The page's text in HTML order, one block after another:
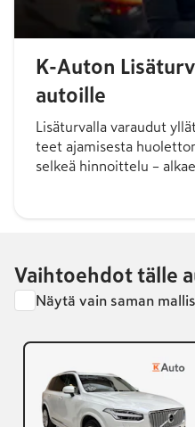
K-Auton
autoille
Lisäturvalla varaudut
teet ajamisesta
selkeä hinnoittelu –
Vaihtoehdot tälle
Näytä vain saman